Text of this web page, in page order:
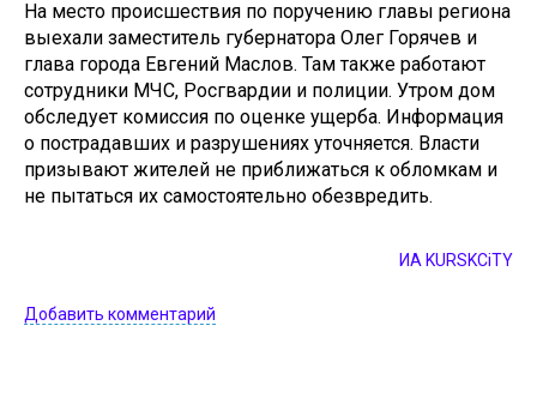
На место происшествия по поручению главы региона
выехали заместитель губернатора Олег Горячев и
глава города Евгений Маслов. Там также работают
сотрудники МЧС, Росгвардии и полиции. Утром дом
обследует комиссия по оценке ущерба. Информация
о пострадавших и разрушениях уточняется. Власти
призывают жителей не приближаться к обломкам и
не пытаться их самостоятельно обезвредить.
ИА KURSKCiTY
Добавить комментарий